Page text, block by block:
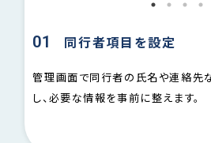
01 同行者項目を設定
管理画面で同行者の氏名や連絡先
し、必要な情報を事前に整えます。